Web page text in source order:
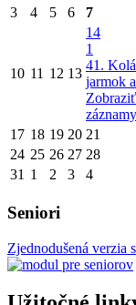
3
4 5 6 7
10 11 12 13
14
1
41.
jarmok
17 18 19 20 21
24 25 26 27 28
31 1 2 3 4
Seniori
Zjednodušená verzia